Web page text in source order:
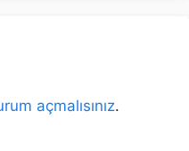
açmalısınız.